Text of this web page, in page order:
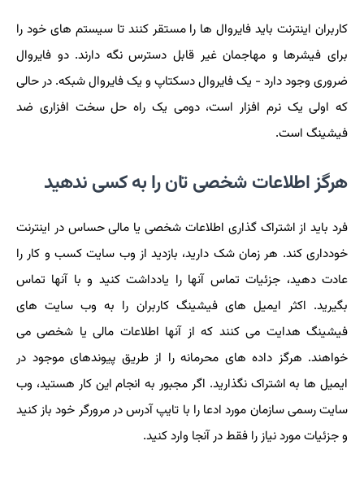
کاربران اینترنت باید فایروال ها را مستقر کنند تا سیستم های خود را
برای فیشرها و مهاجمان غیر قابل دسترس نگه دارند. دو فایروال
ضروری وجود دارد - یک فایروال دسکتاپ و یک فایروال شبکه. در حالی
که اولی یک نرم افزار است، دومی یک راه حل سخت افزاری ضد
فیشینگ است.
هرگز اطلاعات شخصی تان را به کسی ندهید
فرد باید از اشتراک گذاری اطلاعات شخصی یا مالی حساس در اینترنت
خودداری کند. هر زمان شک دارید، بازدید از وب سایت کسب و کار را
عادت دهید، جزئیات تماس آنها را یادداشت کنید و با آنها تماس
بگیرید. اکثر ایمیل های فیشینگ کاربران را به وب سایت های
فیشینگ هدایت می کنند که از آنها اطلاعات مالی یا شخصی می
خواهند. هرگز داده های محرمانه را از طریق پیوندهای موجود در
ایمیل ها به اشتراک نگذارید. اگر مجبور به انجام این کار هستید، وب
سایت رسمی سازمان مورد ادعا را با تایپ آدرس در مرورگر خود باز کنید
و جزئیات مورد نیاز را فقط در آنجا وارد کنید.